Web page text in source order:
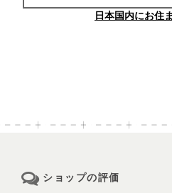
日本国内にお住
ショップの評価